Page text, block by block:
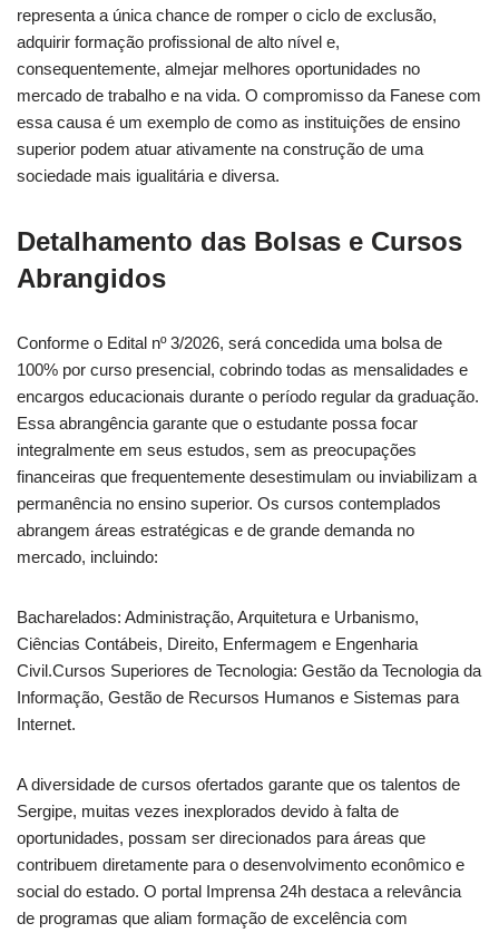
representa a única chance de romper o ciclo de exclusão,
adquirir formação profissional de alto nível e,
consequentemente, almejar melhores oportunidades no
mercado de trabalho e na vida. O compromisso da Fanese com
essa causa é um exemplo de como as instituições de ensino
superior podem atuar ativamente na construção de uma
sociedade mais igualitária e diversa.
Detalhamento das Bolsas e Cursos
Abrangidos
Conforme o Edital nº 3/2026, será concedida uma bolsa de
100% por curso presencial, cobrindo todas as mensalidades e
encargos educacionais durante o período regular da graduação.
Essa abrangência garante que o estudante possa focar
integralmente em seus estudos, sem as preocupações
financeiras que frequentemente desestimulam ou inviabilizam a
permanência no ensino superior. Os cursos contemplados
abrangem áreas estratégicas e de grande demanda no
mercado, incluindo:
Bacharelados: Administração, Arquitetura e Urbanismo,
Ciências Contábeis, Direito, Enfermagem e Engenharia
Civil.Cursos Superiores de Tecnologia: Gestão da Tecnologia da
Informação, Gestão de Recursos Humanos e Sistemas para
Internet.
A diversidade de cursos ofertados garante que os talentos de
Sergipe, muitas vezes inexplorados devido à falta de
oportunidades, possam ser direcionados para áreas que
contribuem diretamente para o desenvolvimento econômico e
social do estado. O portal Imprensa 24h destaca a relevância
de programas que aliam formação de excelência com